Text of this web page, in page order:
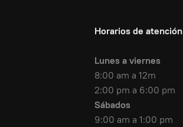
Horarios de atención
Lunes a viernes
8:00 am a 12m
2:00 pm a 6:00 pm
Sábados
9:00 am a 1:00 pm